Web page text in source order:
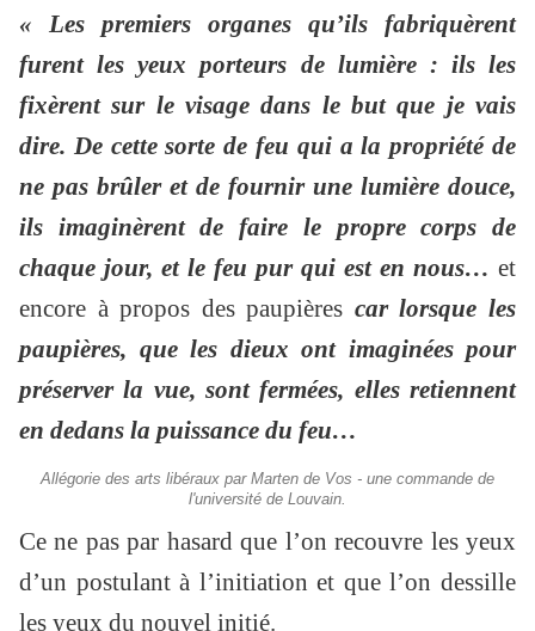
« Les premiers organes qu’ils fabriquèrent
furent les yeux porteurs de lumière : ils les
fixèrent sur le visage dans le but que je vais
dire. De cette sorte de feu qui a la propriété de
ne pas brûler et de fournir une lumière douce,
ils imaginèrent de faire le propre corps de
chaque jour, et le feu pur qui est en nous… et
encore à propos des paupières car lorsque les
paupières, que les dieux ont imaginées pour
préserver la vue, sont fermées, elles retiennent
en dedans la puissance du feu…
Allégorie des arts libéraux par Marten de Vos - une commande de
l'université de Louvain.
Ce ne pas par hasard que l’on recouvre les yeux
d’un postulant à l’initiation et que l’on dessille
les yeux du nouvel initié.